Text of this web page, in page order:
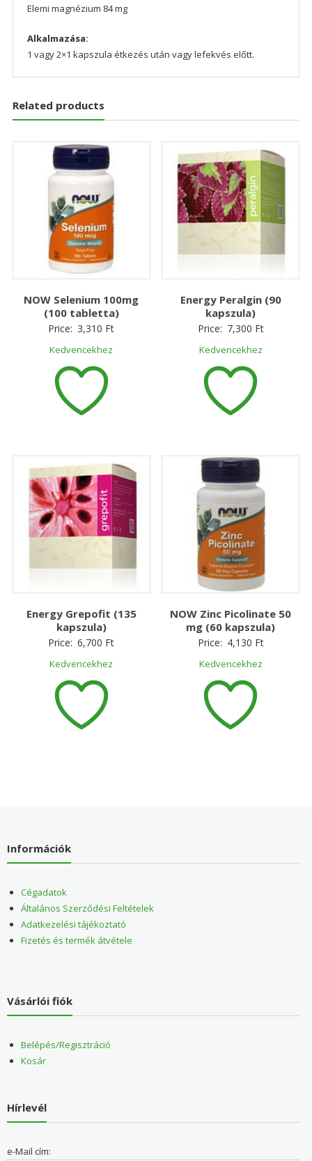
Elemi magnézium 84 mg
Alkalmazása:
1 vagy 2×1 kapszula étkezés után vagy lefekvés előtt.
Related products
NOW Selenium 100mg
(100 tabletta)
Price: 3,310 Ft
Kedvencekhez
Energy Peralgin (90
kapszula)
Price: 7,300 Ft
Kedvencekhez
Energy Grepofit (135
kapszula)
Price: 6,700 Ft
Kedvencekhez
NOW Zinc Picolinate 50
mg (60 kapszula)
Price: 4,130 Ft
Kedvencekhez
Információk
Cégadatok
Általános Szerződési Feltételek
Adatkezelési tájékoztató
Fizetés és termék átvétele
Vásárlói fiók
Belépés/Regisztráció
Kosár
Hírlevél
e-Mail cím: